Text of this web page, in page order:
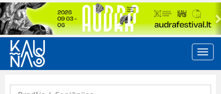
Previous